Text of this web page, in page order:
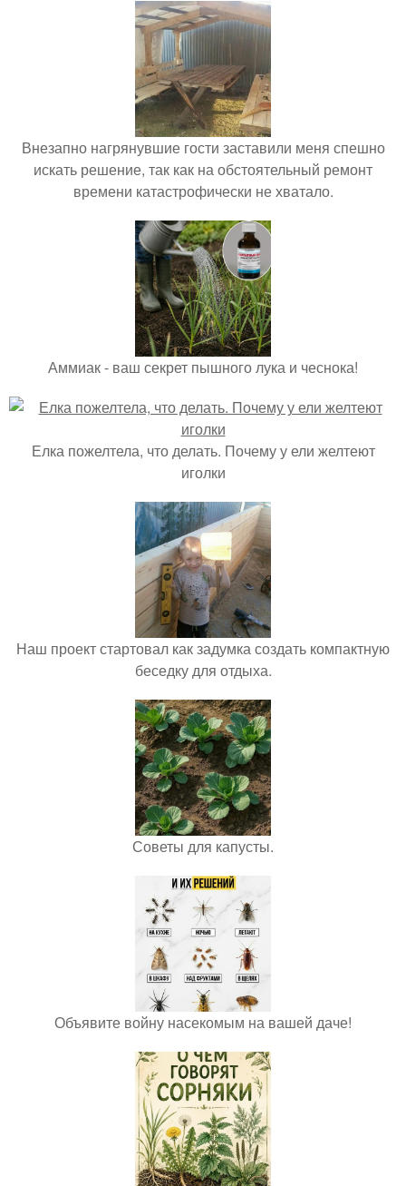
Внезапно нагрянувшие гости заставили меня спешно
искать решение, так как на обстоятельный ремонт
времени катастрофически не хватало.
Аммиак - ваш секрет пышного лука и чеснока!
Елка пожелтела, что делать. Почему у ели желтеют
иголки
Наш проект стартовал как задумка создать компактную
беседку для отдыха.
Советы для капусты.
Объявите войну насекомым на вашей даче!